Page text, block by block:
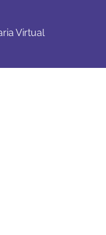
Virtual